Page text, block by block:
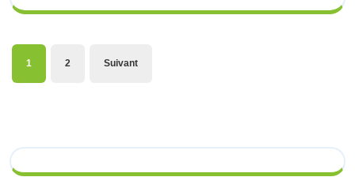
Pagination
des
1 2 Suivant